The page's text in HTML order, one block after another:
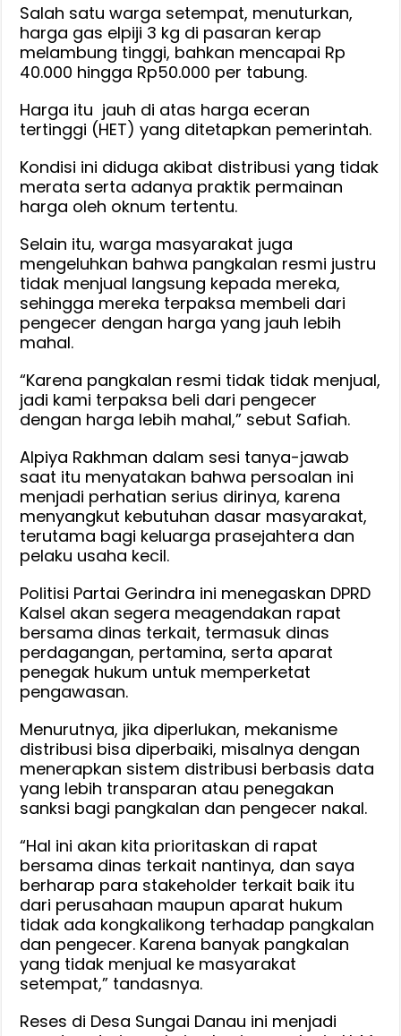
Salah satu warga setempat, menuturkan,
harga gas elpiji 3 kg di pasaran kerap
melambung tinggi, bahkan mencapai Rp
40.000 hingga Rp50.000 per tabung.
Harga itu jauh di atas harga eceran
tertinggi (HET) yang ditetapkan pemerintah.
Kondisi ini diduga akibat distribusi yang tidak
merata serta adanya praktik permainan
harga oleh oknum tertentu.
Selain itu, warga masyarakat juga
mengeluhkan bahwa pangkalan resmi justru
tidak menjual langsung kepada mereka,
sehingga mereka terpaksa membeli dari
pengecer dengan harga yang jauh lebih
mahal.
“Karena pangkalan resmi tidak tidak menjual,
jadi kami terpaksa beli dari pengecer
dengan harga lebih mahal,” sebut Safiah.
Alpiya Rakhman dalam sesi tanya-jawab
saat itu menyatakan bahwa persoalan ini
menjadi perhatian serius dirinya, karena
menyangkut kebutuhan dasar masyarakat,
terutama bagi keluarga prasejahtera dan
pelaku usaha kecil.
Politisi Partai Gerindra ini menegaskan DPRD
Kalsel akan segera meagendakan rapat
bersama dinas terkait, termasuk dinas
perdagangan, pertamina, serta aparat
penegak hukum untuk memperketat
pengawasan.
Menurutnya, jika diperlukan, mekanisme
distribusi bisa diperbaiki, misalnya dengan
menerapkan sistem distribusi berbasis data
yang lebih transparan atau penegakan
sanksi bagi pangkalan dan pengecer nakal.
“Hal ini akan kita prioritaskan di rapat
bersama dinas terkait nantinya, dan saya
berharap para stakeholder terkait baik itu
dari perusahaan maupun aparat hukum
tidak ada kongkalikong terhadap pangkalan
dan pengecer. Karena banyak pangkalan
yang tidak menjual ke masyarakat
setempat,” tandasnya.
Reses di Desa Sungai Danau ini menjadi